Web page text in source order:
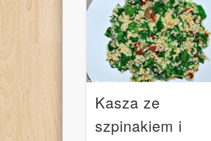
Kasza ze
szpinakiem i